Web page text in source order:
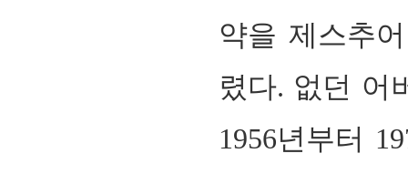
약을 제스추
렸다. 없던 어
1956년부터